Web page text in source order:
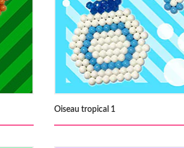
Oiseau tropical 1